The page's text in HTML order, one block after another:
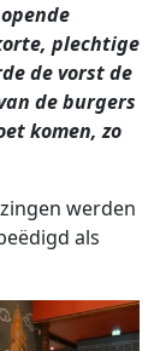
plechtige
de vorst de
de burgers
komen, zo
werden
als